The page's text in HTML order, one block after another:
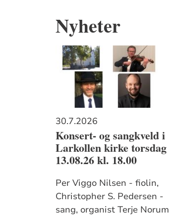
Nyheter
30.7.2026
Konsert- og sangkveld i
Larkollen kirke torsdag
13.08.26 kl. 18.00
Per Viggo Nilsen - fiolin,
Christopher S. Pedersen -
sang, organist Terje Norum